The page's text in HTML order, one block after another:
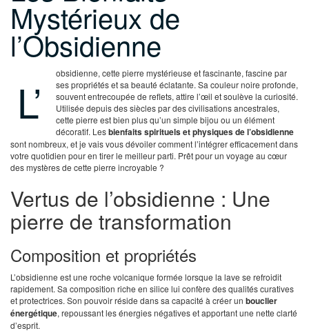
Mystérieux de
l’Obsidienne
L’
obsidienne, cette pierre mystérieuse et fascinante, fascine par
ses propriétés et sa beauté éclatante. Sa couleur noire profonde,
souvent entrecoupée de reflets, attire l’œil et soulève la curiosité.
Utilisée depuis des siècles par des civilisations ancestrales,
cette pierre est bien plus qu’un simple bijou ou un élément
décoratif. Lesbienfaits spirituels et physiques de l’obsidienne
sont nombreux, et je vais vous dévoiler comment l’intégrer efficacement dans
votre quotidien pour en tirer le meilleur parti. Prêt pour un voyage au cœur
des mystères de cette pierre incroyable ?
Vertus de l’obsidienne : Une
pierre de transformation
Composition et propriétés
L’obsidienne est une roche volcanique formée lorsque la lave se refroidit
rapidement. Sa composition riche en silice lui confère des qualités curatives
et protectrices. Son pouvoir réside dans sa capacité à créer un bouclier
énergétique, repoussant les énergies négatives et apportant une nette clarté
d’esprit.